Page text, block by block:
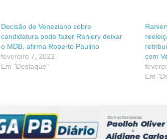
Decisão de Veneziano sobre
candidatura pode fazer Raniery deixar
o MDB, afirma Roberto Paulino
fevereiro 7, 2022
Em "Destaque"
com
Em